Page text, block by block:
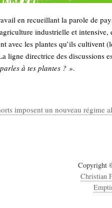
en recueillant la parole de
industrielle et intensive,
avec les plantes qu’ils cultivent
ligne directrice des discussions
à tes plantes ? ».
imposent un nouveau régime
Copyright
Christian